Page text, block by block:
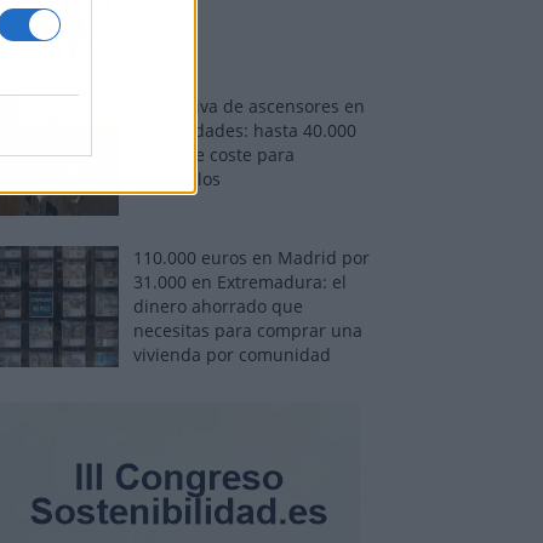
Normativa de ascensores en
comunidades: hasta 40.000
euros de coste para
adaptarlos
110.000 euros en Madrid por
31.000 en Extremadura: el
dinero ahorrado que
necesitas para comprar una
vivienda por comunidad